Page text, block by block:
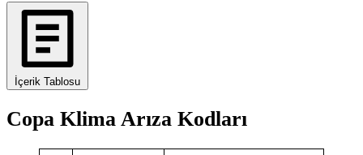
İçerik Tablosu
Copa Klima Arıza Kodları